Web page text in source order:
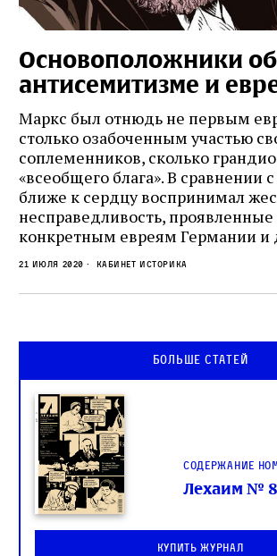
Основоположники об
антисемитизме и
Маркс был отнюдь не первым
столько озабоченным участью
соплеменников, сколько
«всеобщего блага». В сравнении
ближе к сердцу воспринимал
несправедливость, проявленные
конкретным евреям Германии и
21 июля 2020 Кабинет историка
Больше статей
Содержание
Лехаим № 8
Купить журнал